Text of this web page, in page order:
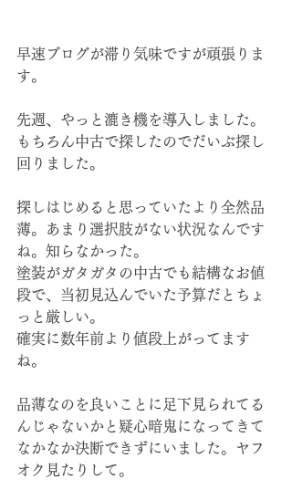
早速ブログが滞り気味ですが頑張りま
す。
先週、やっと漉き機を導入しました。
もちろん中古で探したのでだいぶ探し
回りました。
探しはじめると思っていたより全然品
薄。あまり選択肢がない状況なんです
ね。知らなかった。
塗装がガタガタの中古でも結構なお値
段で、当初見込んでいた予算だとちょ
っと厳しい。
確実に数年前より値段上がってます
ね。
品薄なのを良いことに足下見られてる
んじゃないかと疑心暗鬼になってきて
なかなか決断できずにいました。ヤフ
オク見たりして。